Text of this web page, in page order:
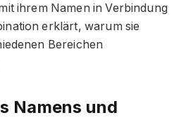
ihrem Namen in Verbindung
erklärt, warum sie
Bereichen
Namens und